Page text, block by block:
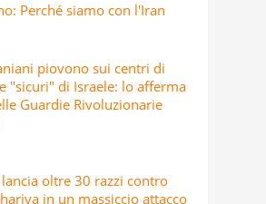
Perché siamo con l'Iran
piovono sui centri di
"sicuri" di Israele: lo afferma
Guardie Rivoluzionarie
oltre 30 razzi contro
in un massiccio attacco